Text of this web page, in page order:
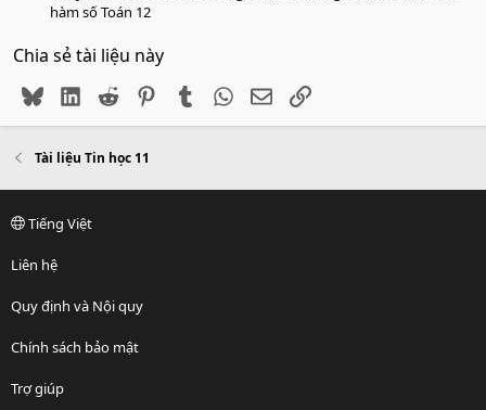
hàm số Toán 12
Chia sẻ tài liệu này
BlueskyLinkedIn
Reddit PinterestTumblr WhatsApp
EmailLink
Tài liệu Tin học 11
Tiếng Việt
Liên hệ
Quy định và Nội quy
Chính sách bảo mật
Trợ giúp